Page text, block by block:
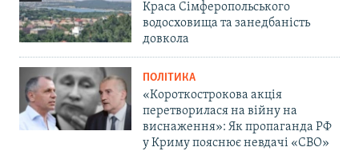
Краса Сімферопольського
водосховища та занедбаність
довкола
ПОЛІТИКА
«Короткострокова акція
перетворилася на війну на
виснаження»: Як пропаганда РФ
у Криму пояснює невдачі «СВО»